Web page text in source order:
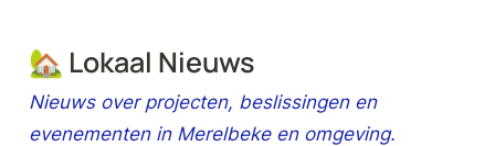
🏡 Lokaal Nieuws
Nieuws over projecten, beslissingen en
evenementen in Merelbeke en omgeving.